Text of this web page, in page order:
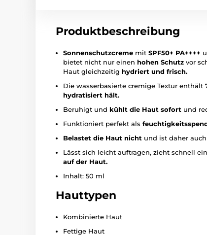
Produktbeschreibung
Sonnenschutzcreme mit SPF50+ PA++++
bietet nicht nur einen hohen Schutz vor
Haut gleichzeitig hydriert und frisch.
Die wasserbasierte cremige Textur enthält
hydratisiert hält.
Beruhigt und kühlt die Haut sofort und
Funktioniert perfekt als
Belastet die Haut nicht und ist daher
Lässt sich leicht auftragen, zieht schnell
auf der Haut.
Inhalt: 50 ml
Hauttypen
Kombinierte Haut
Fettige Haut